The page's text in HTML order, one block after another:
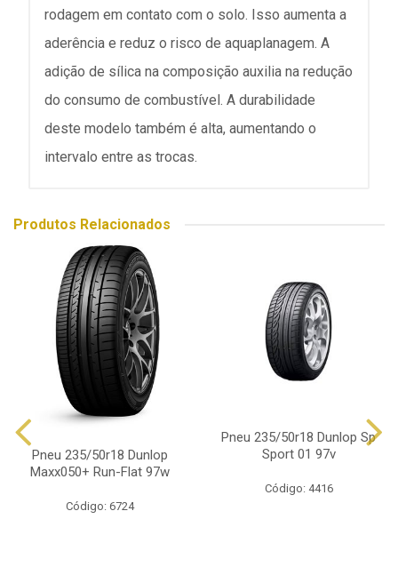
rodagem em contato com o solo. Isso aumenta a
aderência e reduz o risco de aquaplanagem. A
adição de sílica na composição auxilia na redução
do consumo de combustível. A durabilidade
deste modelo também é alta, aumentando o
intervalo entre as trocas.
Produtos Relacionados
Pneu 235/50r18 Dunlop
Maxx050+ Run-Flat 97w
Código: 6724
Pneu 235/50r18 Dunlop Sp
Sport 01 97v
Código: 4416